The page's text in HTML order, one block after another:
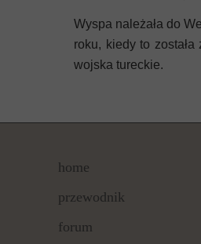
Wyspa należała do
roku, kiedy to została
wojska tureckie.
home
przewodnik
forum